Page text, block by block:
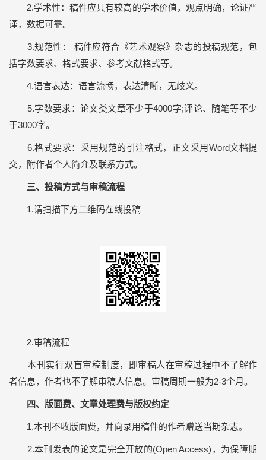
2.学术性：稿件应具有较高的学术价值，观点明确，论证严
谨，数据可靠。
3.规范性： 稿件应符合《艺术观察》杂志的投稿规范，包
括字数要求、格式要求、参考文献格式等。
4.语言表达：语言流畅，表达清晰，无歧义。
5.字数要求：论文类文章不少于4000字;评论、随笔等不少
于3000字。
6.格式要求：采用规范的引注格式，正文采用Word文档提
交，附作者个人简介及联系方式。
三、投稿方式与审稿流程
1.请扫描下方二维码在线投稿
2.审稿流程
本刊实行双盲审稿制度，即审稿人在审稿过程中不了解作
者信息，作者也不了解审稿人信息。审稿周期一般为2-3个月。
四、版面费、文章处理费与版权约定
1.本刊不收版面费，并向录用稿件的作者赠送当期杂志。
2.本刊发表的论文是完全开放的(Open Access)，为保障期